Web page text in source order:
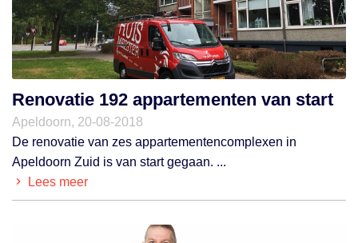
Renovatie 192 appartementen van start
Apeldoorn, 20-08-2018
De renovatie van zes appartementencomplexen in
Apeldoorn Zuid is van start gegaan. ...
Lees meer